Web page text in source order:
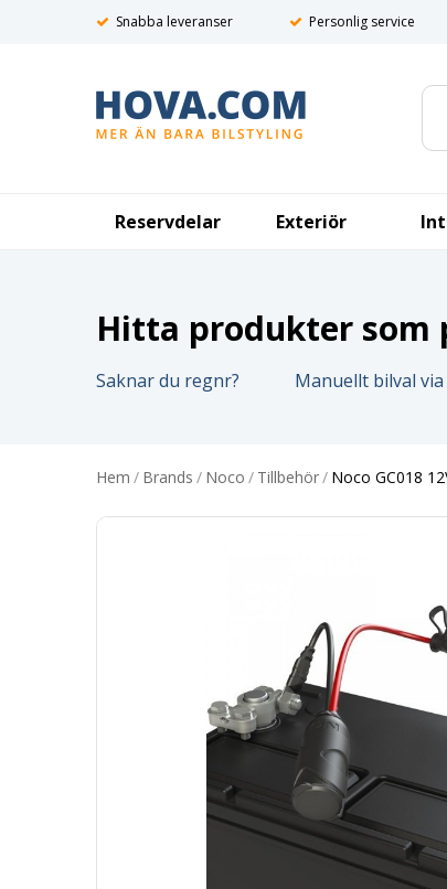
Snabba leveranser Personlig service
Reservdelar Exteriör
Hitta produkter som
Saknar du regnr? Manuellt bilval
Hem / Brands / Noco / Tillbehör/ Noco GC018